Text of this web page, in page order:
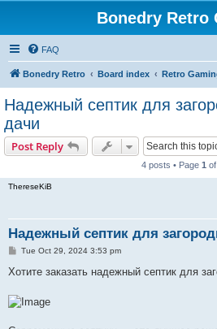
Bonedry Retro
FAQ
Bonedry Retro Board index Retro
Надежный септик для
дачи
Post Reply
4 posts • Page 1 of
ThereseKiB
Надежный септик для
P
s
Tue Oct 29, 2024 3:53 pm
Хотите заказать надежный септик для